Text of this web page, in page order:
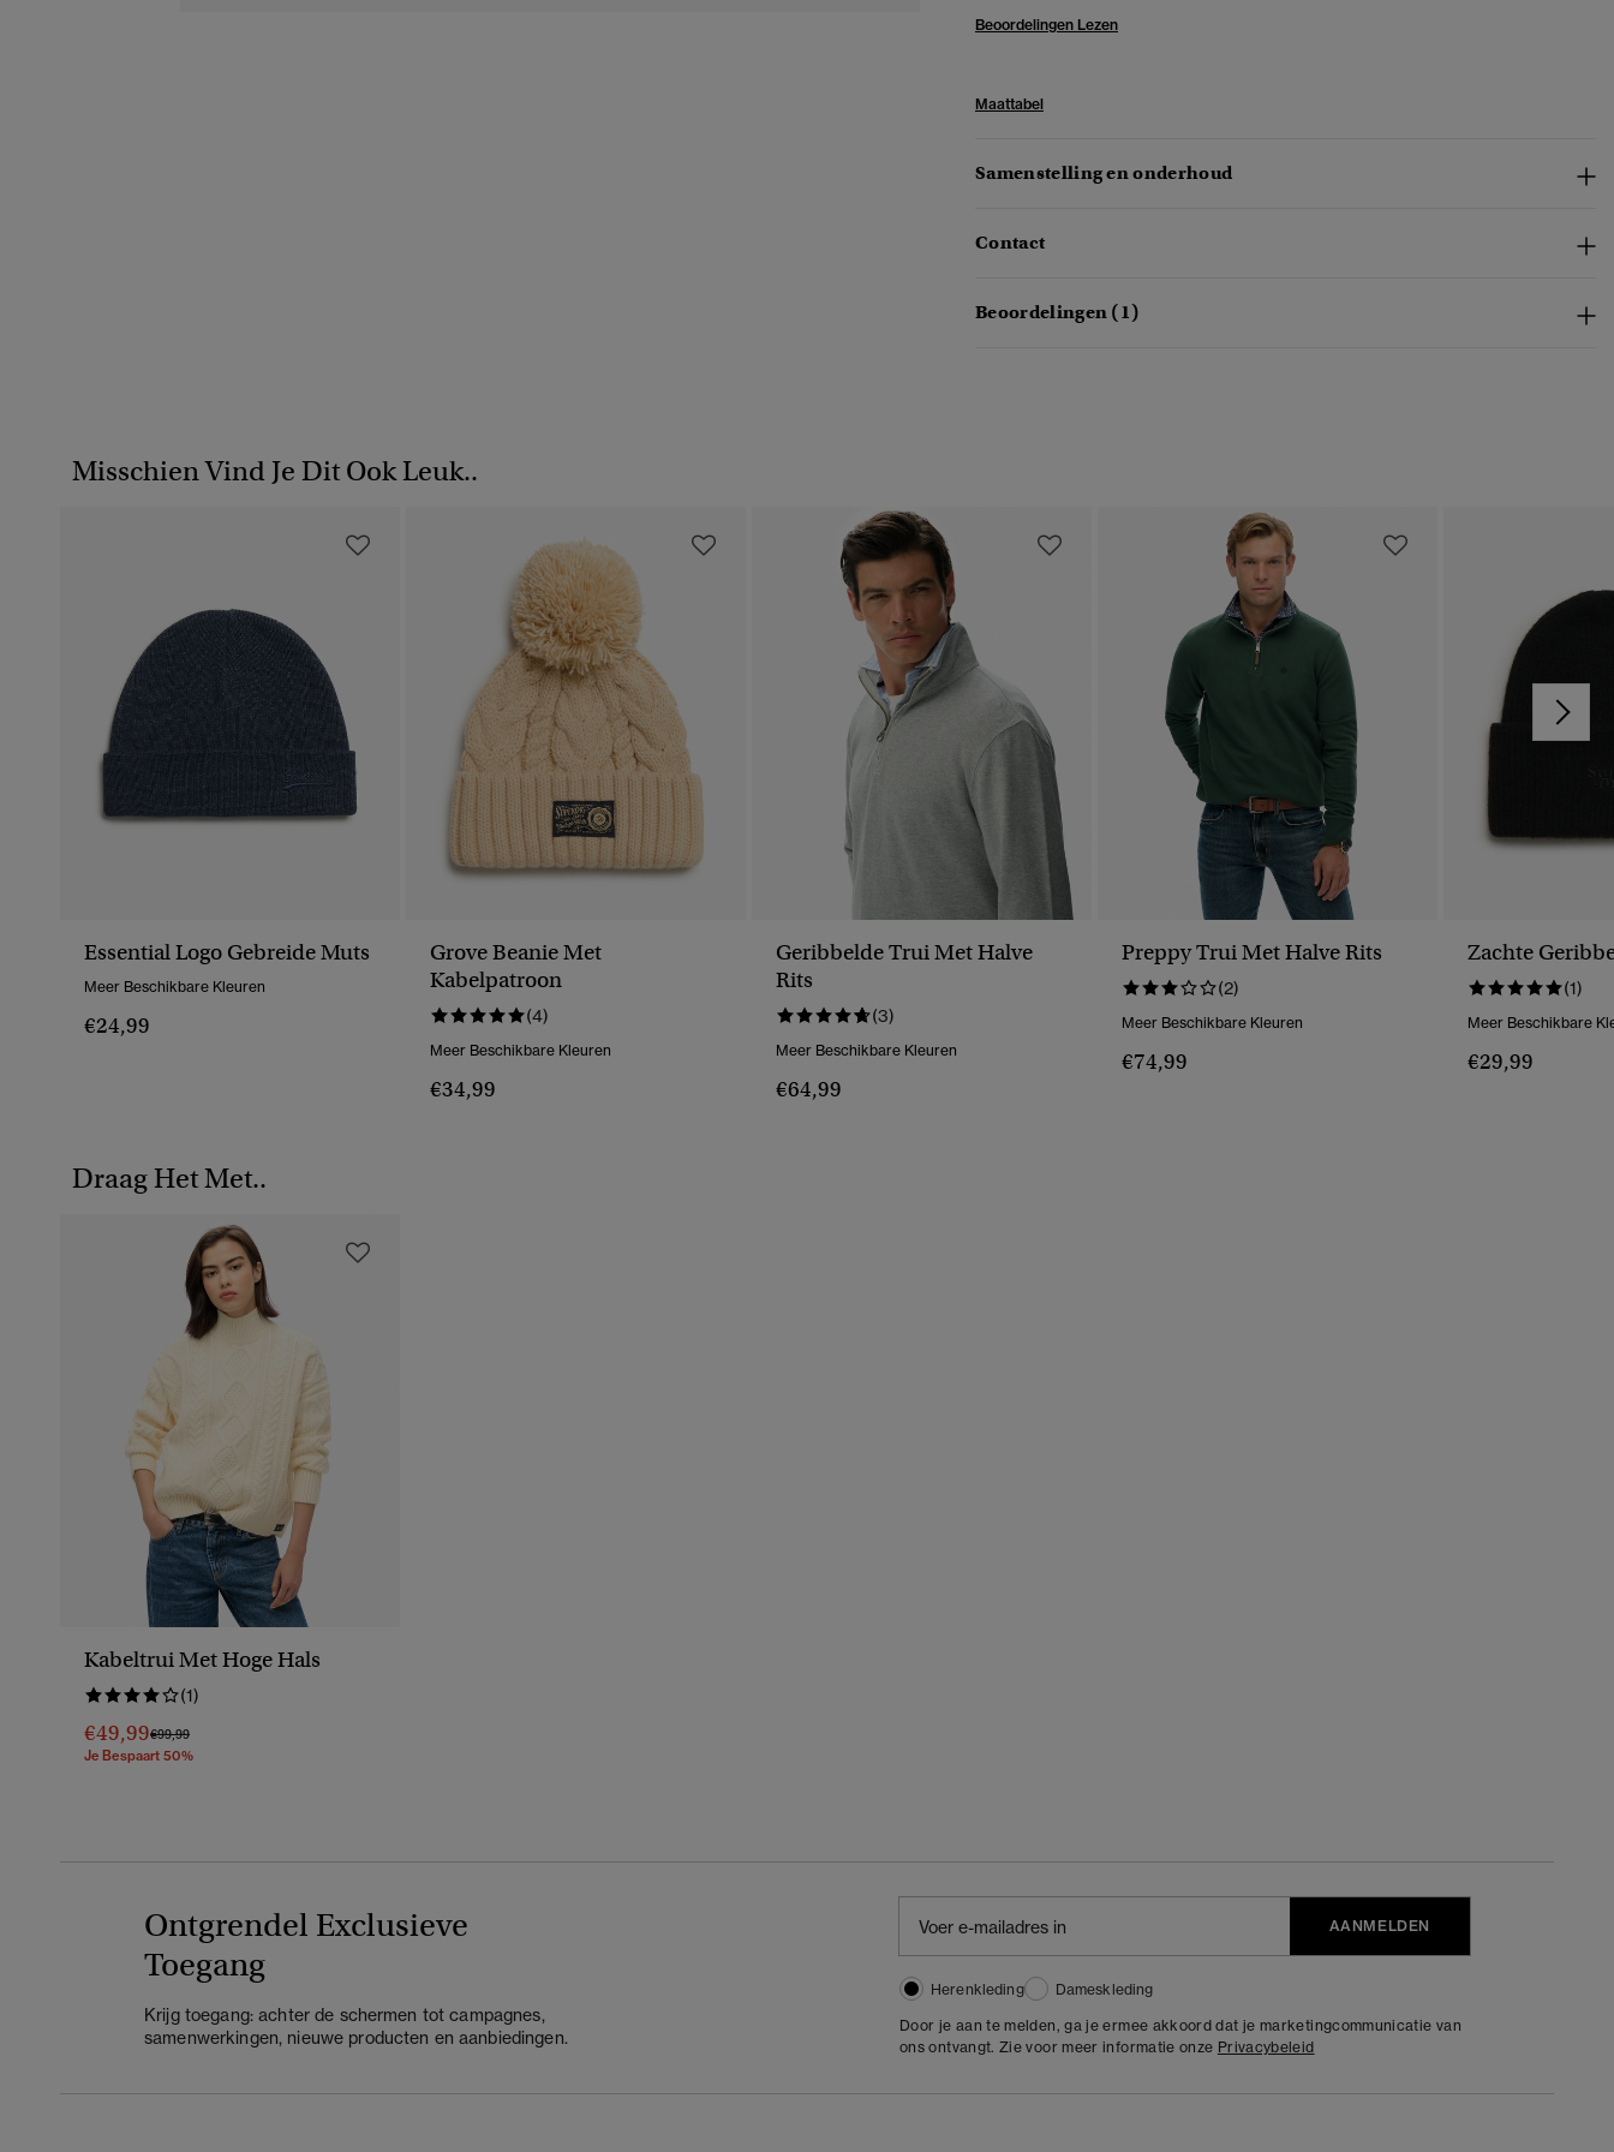
Beoordelingen Lezen
Maattabel
Samenstelling en onderhoud
Contact
Beoordelingen (1)
Misschien Vind Je Dit Ook Leuk..
Essential Logo Gebreide Muts
Meer Beschikbare Kleuren
€24,99
Grove Beanie Met
Kabelpatroon
(4)
Meer Beschikbare Kleuren
€34,99
Geribbelde Trui Met Halve
Rits
(3)
Meer Beschikbare Kleuren
€64,99
Preppy Trui Met Halve Rits
(2)
Meer Beschikbare Kleuren
€74,99
Zachte
(1)
Meer Beschikbare
€29,99
Draag Het Met..
Kabeltrui Met Hoge Hals
(1)
€49,99Prijs Verlaagd Van
€99,99Naar
Je Bespaart 50%
Ontgrendel Exclusieve
Toegang
Krijg toegang: achter de schermen tot campagnes,
samenwerkingen, nieuwe producten en aanbiedingen.
AANMELDEN
Herenkleding
Dameskleding
Door je aan te melden, ga je ermee akkoord dat je marketingcommunicatie van
ons ontvangt. Zie voor meer informatie onze Privacybeleid